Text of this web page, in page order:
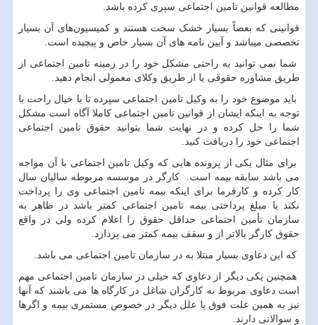
مطالعه قوانین تامین اجتماعی سپری کرده باشد.
قوانینی که بعضاً بسیار خشک سخت هستند و کمیسیون‌های آن بسیار
تخصصی میباشد و آیین نامه های آن بسیار خاص و پیچیده است.
شما نمی توانید به راحتی مشکل خود را در زمینه تامین اجتماعی از
طریق مشاوره حقوقی یا از طریق وکلای معمولی انجام دهید.
باید موضوع خود را به وکیل تامین اجتماعی سپرده تا با خیال راحت با
توجه به اینکه ایشان از قوانین تامین اجتماعی کاملا آگاه است مشکل
شما را حل کرده و در نهایت شما بتوانید حقوق تامین اجتماعی
اجتماعی خود را دریافت کنید.
برای مثال یکی از پرونده هایی که وکیل تامین اجتماعی با آن مواجه
می باشد سابقه بیمه است. کارگر در موسسه مربوطه سالیان سال
کار کرده و کارفرما برای اینکه بیمه تامین اجتماعی وی را پرداخت
نکند یا مبلغ پرداختی بیمه تامین اجتماعی کمتر باشد در ظاهر به
سازمان تأمین اجتماعی حداقل حقوق را اعلام کرده ولی در واقع
حقوق کارگر بالاتر از و سقف بیمه کمتر می پردازد.
که این دعاوی بسیار مبتلا به در سازمان تامین اجتماعی می باشد.
همچنین یکی دیگر از دعاوی که خیلی در سازمان تامین اجتماعی مهم
است دعاوی مربوط به کارگران شاغل در کارگاه ها می باشند که آنها
نیز به همین علت فوق یا علل دیگر در خصوص مستمری بیمه و اگرها
و سوالاتی دارند.